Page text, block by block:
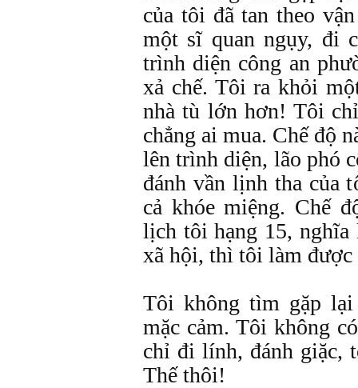
của tôi đã tan theo
một sĩ quan ngụy, đi
trình diện công an
xả chế. Tôi ra khỏi
nhà tù lớn hơn! Tôi
chẳng ai mua. Chế độ
lên trình diện, lão phó
đánh vần lịnh tha của
cả khóe miệng. Chế
lịch tôi hạng 15, nghĩa
xã hội, thì tôi làm được
Tôi không tìm gặp
mặc cảm. Tôi không
chỉ đi lính, đánh giặc,
Thế thôi!